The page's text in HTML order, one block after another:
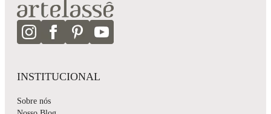
INSTITUCIONAL
Sobre nós